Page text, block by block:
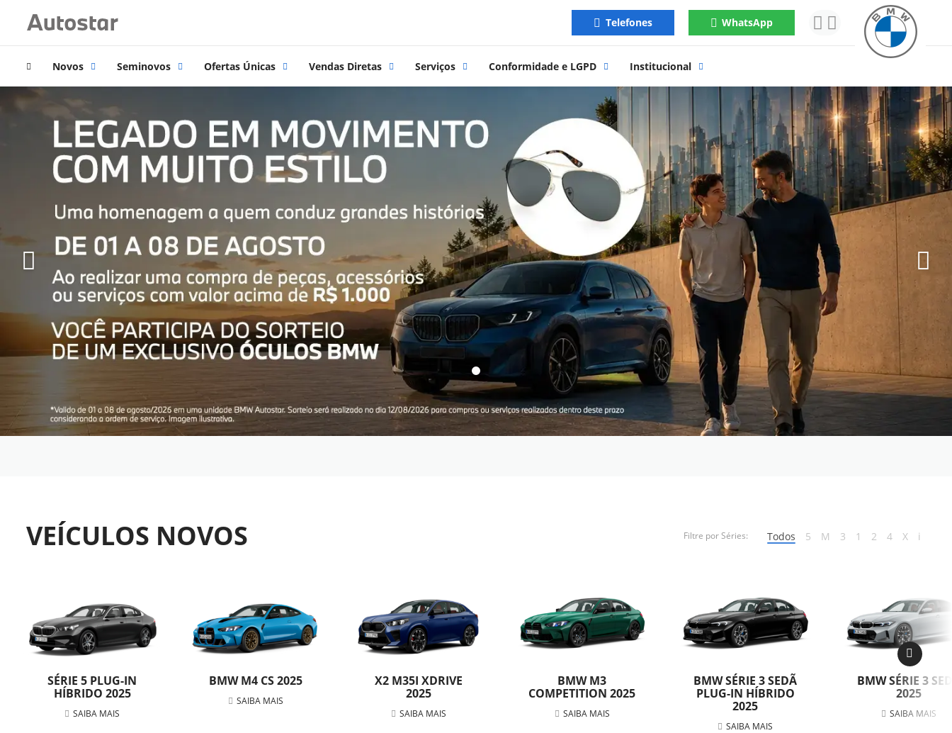
Telefones WhatsApp
Novos Seminovos Ofertas Únicas Vendas Diretas Serviços Conformidade e LGPD Institucional
VEÍCULOS NOVOS Todos 5 M 3 1 2 4 X i
SÉRIE 5 PLUG-IN
HÍBRIDO 2025
SAIBA MAIS
BMW M4 CS 2025
SAIBA MAIS
X2 M35I XDRIVE
2025
SAIBA MAIS
BMW M3
COMPETITION 2025
SAIBA MAIS
BMW SÉRIE 3 SEDÃ
PLUG-IN HÍBRIDO
2025
SAIBA MAIS
BMW SÉRIE 3
2025
SAIBA MAIS